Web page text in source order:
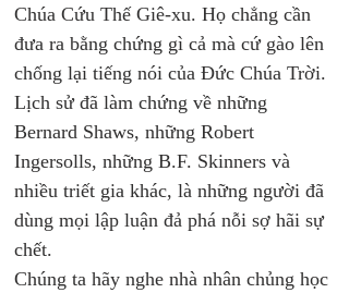
Chúa Cứu Thế Giê-xu. Họ chẳng cần
đưa ra bằng chứng gì cả mà cứ gào lên
chống lại tiếng nói của Đức Chúa Trời.
Lịch sử đã làm chứng về những
Bernard Shaws, những Robert
Ingersolls, những B.F. Skinners và
nhiều triết gia khác, là những người đã
dùng mọi lập luận đả phá nỗi sợ hãi sự
chết.
Chúng ta hãy nghe nhà nhân chủng học